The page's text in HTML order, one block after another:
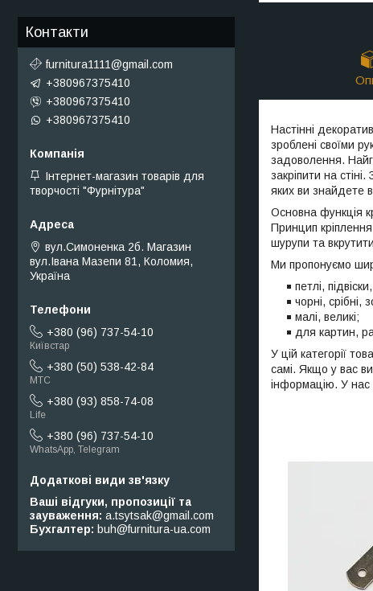
Настінні
зроблені своїми
задоволення.
закріпити на
яких ви знайдете в
Основна функція
Принцип
шурупи та
Ми пропонуємо
петлі,
чорні, срібні,
малі, великі;
для картин,
У цій категорії
самі. Якщо у вас
інформацію. У нас
Контакти
furnitura1111@gmail.com
+380967375410
+380967375410
+380967375410
Інтернет-магазин товарів для
творчості "Фурнітура"
вул.Симоненка 2б. Магазин
вул.Івана Мазепи 81, Коломия,
Україна
+380 (96) 737-54-10
Київстар
+380 (50) 538-42-84
МТС
+380 (93) 858-74-08
Life
+380 (96) 737-54-10
WhatsApp, Telegram
Ваші відгуки, пропозиції та
зауваження a.tsytsak@gmail.com
Бухгалтер
buh@furnitura-ua.com